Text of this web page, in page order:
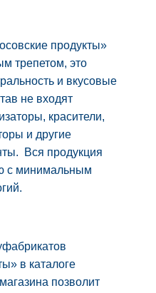
продукты»
трепетом, это
и вкусовые
не входят
красители,
и другие
Вся продукция
с минимальным
в каталоге
позволит